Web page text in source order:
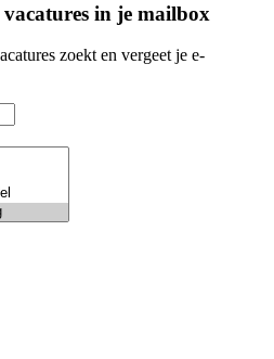
in je mailbox
zoekt en vergeet je e-